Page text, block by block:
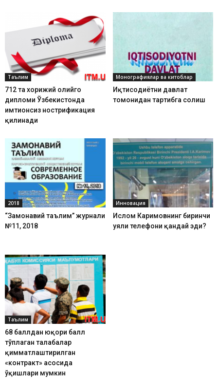
Таълим
712 та хорижий олийгоҳ
дипломи Ўзбекистонда
имтиҳонсиз нострификация
қилинади
Монографиялар ва китоблар
Иқтисодиётни давлат
томонидан тартибга солиш
2018
“Замонавий таълим” журнали
№11, 2018
Инновация
Ислом Каримовнинг биринчи
уяли телефони қандай эди?
Таълим
68 баллдан юқори балл
тўплаган талабалар
қимматлаштирилган
«контракт» асосида
ўқишлари мумкин